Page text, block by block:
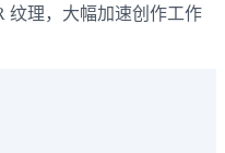
纹理，大幅加速创作工作